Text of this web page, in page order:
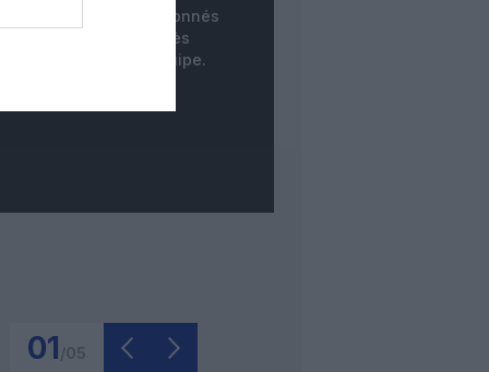
des non-abonnés
ne sont publiés qu'après
par notre équipe.
01